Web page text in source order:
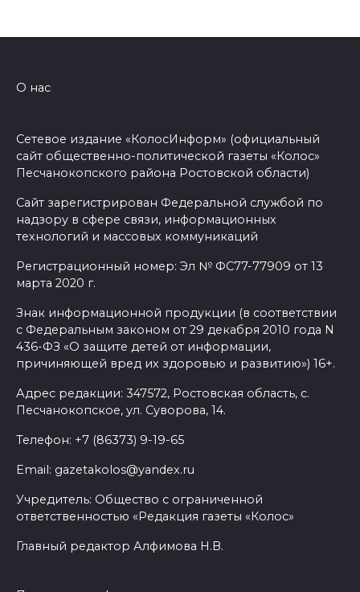
06 августа 2026 16:30
ВСЕ КАК ЕСТЬ. Политика
Зеленского: ложь, вранье и
провокация
06 августа 2026 16:25
Подготовка к школе
06 августа 2026 15:51
профилактические занятия
более чем для 11 тыс. детей
06 августа 2026 15:49
ростовчанка разочаровалась
О нас
Сетевое издание «КолосИнформ» (официальный
сайт общественно-политической газеты «Колос»
Песчанокопского района Ростовской области)
Сайт зарегистрирован Федеральной службой по
надзору в сфере связи, информационных
технологий и массовых коммуникаций
Регистрационный номер: Эл № ФС77-77909 от 13
марта 2020 г.
Знак информационной продукции (в соответствии
с Федеральным законом от 29 декабря 2010 года N
436-ФЗ «О защите детей от информации,
причиняющей вред их здоровью и развитию») 16+.
Адрес редакции: 347572, Ростовская область, с.
Песчанокопское, ул. Суворова, 14.
Телефон: +7 (86373) 9-19-65
Email: gazetakolos@yandex.ru
Учредитель: Общество с ограниченной
ответственностью «Редакция газеты «Колос»
Главный редактор Алфимова Н.В.